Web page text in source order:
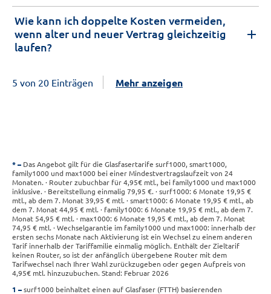
Wie kann ich doppelte Kosten vermeiden,
wenn alter und neuer Vertrag gleichzeitig
laufen?
5 von 20 Einträgen Mehr anzeigen
*
Das Angebot gilt für die Glasfasertarife surf1000, smart1000,
family1000 und max1000 bei einer Mindestvertragslaufzeit von 24
Monaten. · Router zubuchbar für 4,95€ mtl., bei family1000 und max1000
inklusive. · Bereitstellung einmalig 79,95 €. · surf1000: 6 Monate 19,95 €
mtl., ab dem 7. Monat 39,95 € mtl. · smart1000: 6 Monate 19,95 € mtl., ab
dem 7. Monat 44,95 € mtl. · family1000: 6 Monate 19,95 € mtl., ab dem 7.
Monat 54,95 € mtl. · max1000: 6 Monate 19,95 € mtl., ab dem 7. Monat
74,95 € mtl. · Wechselgarantie im family1000 und max1000: innerhalb der
ersten sechs Monate nach Aktivierung ist ein Wechsel zu einem anderen
Tarif innerhalb der Tariffamilie einmalig möglich. Enthält der Zieltarif
keinen Router, so ist der anfänglich übergebene Router mit dem
Tarifwechsel nach Ihrer Wahl zurückzugeben oder gegen Aufpreis von
4,95€ mtl. hinzuzubuchen. Stand: Februar 2026
1
surf1000 beinhaltet einen auf Glasfaser (FTTH) basierenden